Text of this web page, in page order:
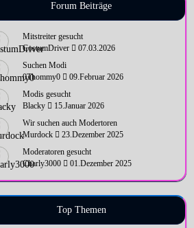
Forum Beiträge
Mitstreiter gesucht
CostumDriver
07.03.2026
Suchen Modi
0Thommy0
09.Februar 2026
Modis gesucht
Blacky
15.Januar 2026
Wir suchen auch Modertoren
Murdock
23.Dezember 2025
Moderatoren gesucht
Charly3000
01.Dezember 2025
Top Themen